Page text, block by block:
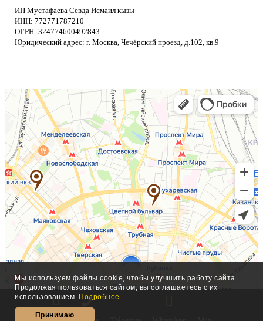
ИП Мустафаева Севда Исмаил кызы
ИНН: 772771787210
ОГРН: 324774600492843
Юридический адрес: г. Москва, Чечёрский проезд, д.102, кв.9
Принимаю
Мы используем файлы cookie, чтобы улучшить работу сайта.
Продолжая пользоваться сайтом, вы соглашаетесь с их
использованием. Подробнее